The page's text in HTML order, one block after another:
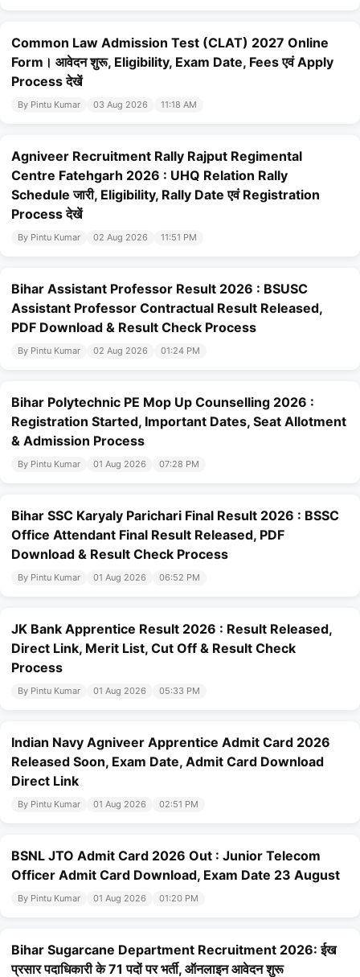
Common Law Admission Test (CLAT) 2027 Online
Form। आवेदन शुरू, Eligibility, Exam Date, Fees एवं Apply
Process देखें
By Pintu Kumar 03 Aug 2026 11:18 AM
Agniveer Recruitment Rally Rajput Regimental
Centre Fatehgarh 2026 : UHQ Relation Rally
Schedule जारी, Eligibility, Rally Date एवं Registration
Process देखें
By Pintu Kumar 02 Aug 2026 11:51 PM
Bihar Assistant Professor Result 2026 : BSUSC
Assistant Professor Contractual Result Released,
PDF Download & Result Check Process
By Pintu Kumar 02 Aug 2026 01:24 PM
Bihar Polytechnic PE Mop Up Counselling 2026 :
Registration Started, Important Dates, Seat Allotment
& Admission Process
By Pintu Kumar 01 Aug 2026 07:28 PM
Bihar SSC Karyaly Parichari Final Result 2026 : BSSC
Office Attendant Final Result Released, PDF
Download & Result Check Process
By Pintu Kumar 01 Aug 2026 06:52 PM
JK Bank Apprentice Result 2026 : Result Released,
Direct Link, Merit List, Cut Off & Result Check
Process
By Pintu Kumar 01 Aug 2026 05:33 PM
Indian Navy Agniveer Apprentice Admit Card 2026
Released Soon, Exam Date, Admit Card Download
Direct Link
By Pintu Kumar 01 Aug 2026 02:51 PM
BSNL JTO Admit Card 2026 Out : Junior Telecom
Officer Admit Card Download, Exam Date 23 August
By Pintu Kumar 01 Aug 2026 01:20 PM
Bihar Sugarcane Department Recruitment 2026: ईख
प्रसार पदाधिकारी के 71 पदों पर भर्ती, ऑनलाइन आवेदन शुरू